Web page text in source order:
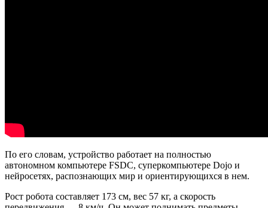
По его словам, устройство работает на полностью
автономном компьютере FSDC, суперкомпьютере Dojo и
нейросетях, распознающих мир и ориентирующихся в нем.
Рост робота составляет 173 см, вес 57 кг, а скорость